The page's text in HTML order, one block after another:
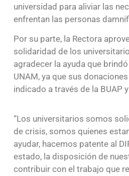
universidad para aliviar las
enfrentan las personas
Por su parte, la Rectora
solidaridad de los
agradecer la ayuda que
UNAM, ya que sus
indicado a través de la BUAP y
“Los universitarios somos
de crisis, somos quienes
ayudar, hacemos patente al
estado, la disposición de
contribuir con el trabajo que